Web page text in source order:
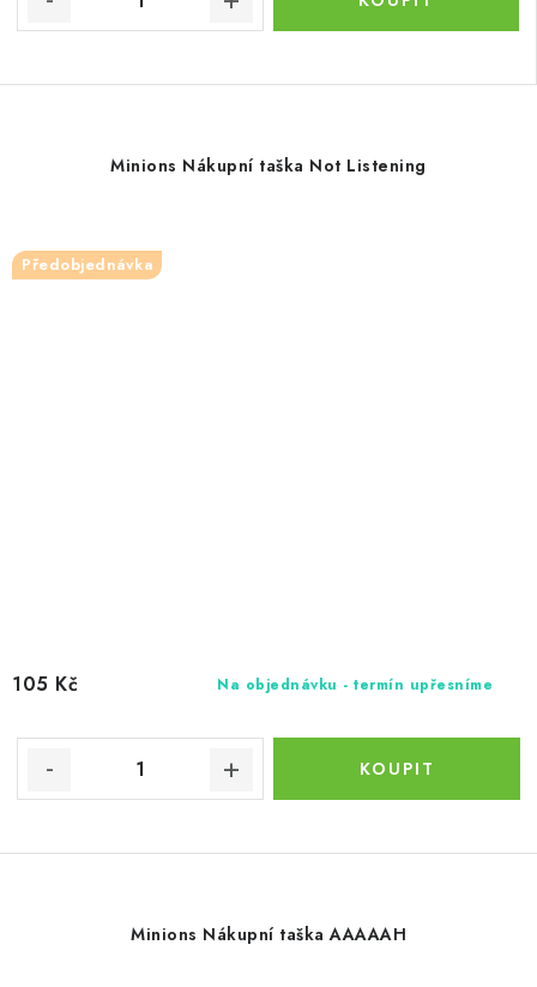
Minions Nákupní taška Not Listening
Předobjednávka
Na objednávku - termín upřesníme
105 Kč
Minions Nákupní taška AAAAAH